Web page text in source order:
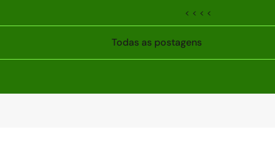
< < < <
Todas as postagens